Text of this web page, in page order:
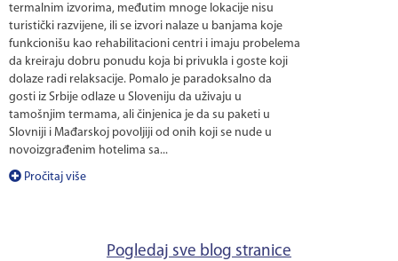
termalnim izvorima, međutim mnoge lokacije nisu
turistički razvijene, ili se izvori nalaze u banjama koje
funkcionišu kao rehabilitacioni centri i imaju probelema
da kreiraju dobru ponudu koja bi privukla i goste koji
dolaze radi relaksacije. Pomalo je paradoksalno da
gosti iz Srbije odlaze u Sloveniju da uživaju u
tamošnjim termama, ali činjenica je da su paketi u
Slovniji i Mađarskoj povoljiji od onih koji se nude u
novoizgrađenim hotelima sa...
Pročitaj više
Pogledaj sve blog stranice